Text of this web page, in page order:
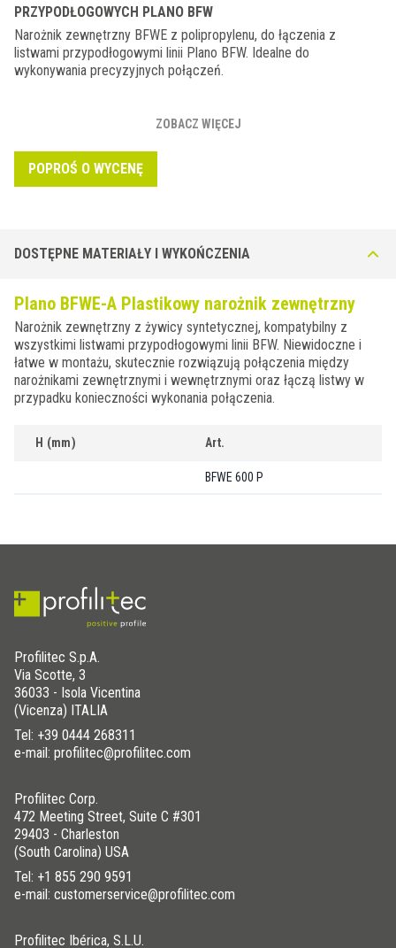
PRZYPODŁOGOWYCH PLANO BFW
Narożnik zewnętrzny BFWE z polipropylenu, do łączenia z
listwami przypodłogowymi linii Plano BFW. Idealne do
wykonywania precyzyjnych połączeń.
ZOBACZ WIĘCEJ
POPROŚ O WYCENĘ
DOSTĘPNE MATERIAŁY I WYKOŃCZENIA
Plano BFWE-A Plastikowy narożnik zewnętrzny
Narożnik zewnętrzny z żywicy syntetycznej, kompatybilny z
wszystkimi listwami przypodłogowymi linii BFW. Niewidoczne i
łatwe w montażu, skutecznie rozwiązują połączenia między
narożnikami zewnętrznymi i wewnętrznymi oraz łączą listwy w
przypadku konieczności wykonania połączenia.
H (mm) Art.
BFWE 600 P
Profilitec S.p.A.
Via Scotte, 3
36033 - Isola Vicentina
(Vicenza) ITALIA
Tel: +39 0444 268311
e-mail: profilitec@profilitec.com
Profilitec Corp.
472 Meeting Street, Suite C #301
29403 - Charleston
(South Carolina) USA
Tel: +1 855 290 9591
e-mail: customerservice@profilitec.com
Profilitec Ibérica, S.L.U.